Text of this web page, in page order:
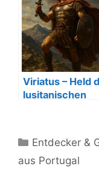
Viriatus – Held
lusitanischen
Kategorien
Entdecker &
aus Portugal